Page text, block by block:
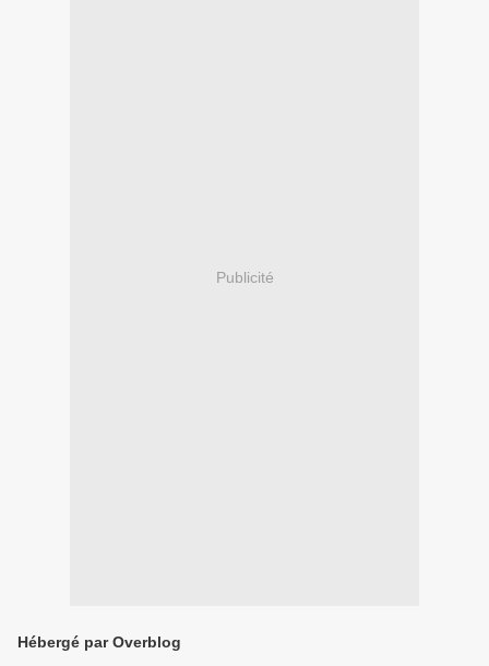
Publicité
Hébergé par Overblog